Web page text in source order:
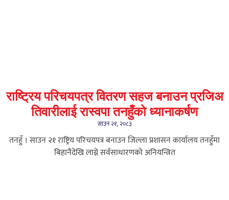
राष्ट्रिय परिचयपत्र वितरण सहज बनाउन प्रजिअ
तिवारीलाई रास्वपा तनहुँको ध्यानाकर्षण
साउन २१, २०८३
तनहुँ । साउन २१ राष्ट्रिय परिचयपत्र बनाउन जिल्ला प्रशासन कार्यालय तनहुँमा
बिहानैदेखि लाग्ने सर्वसाधारणको अनियन्त्रित